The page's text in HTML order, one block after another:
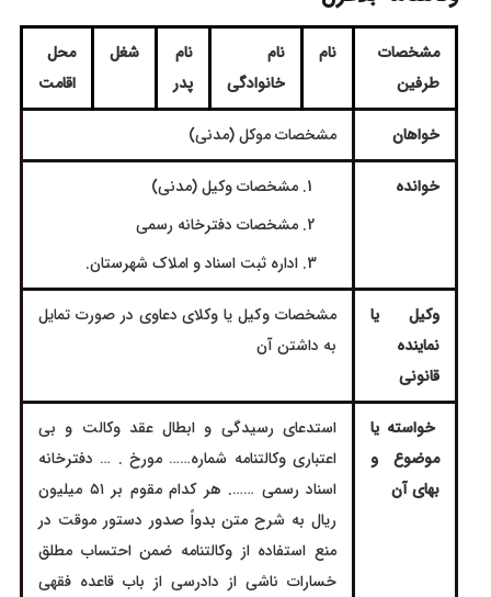
مشخصات
طرفین
نام
نام
خانوادگی
نام
پدر
شغل
محل
اقامت
خواهان مشخصات موکل (مدنی)
خوانده
مشخصات وکیل (مدنی)
مشخصات دفترخانه رسمی
اداره ثبت اسناد و املاک شهرستان.
وکیل یا
نماینده
قانونی
مشخصات وكیل یا وکلای دعاوی در صورت تمایل
به داشتن آن
خواسته یا
موضوع و
بهای آن
استدعای رسیدگی و ابطال عقد وکالت و بی
اعتباری وکالتنامه شماره…… مورخ . … دفترخانه
اسناد رسمی ……. هر کدام مقوم بر ۵۱ میلیون
ریال به شرح متن بدواً صدور دستور موقت در
منع استفاده از وکالتنامه ضمن احتساب مطلق
خسارات ناشی از دادرسی از باب قاعده فقهى